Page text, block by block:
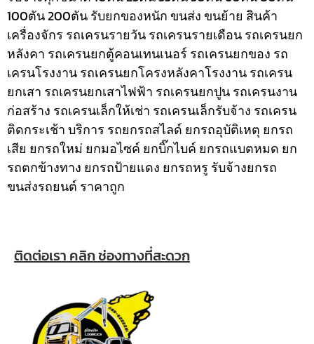
100ตัน 200ตัน รับยกของหนัก ขนส่ง ขนย้าย สินค้า
เครื่องจักร รถเครนรายวัน รถเครนรายเดือน รถเครนยก
หลังคา รถเครนยกตู้คอนเทนเนอร์ รถเครนยกของ รถ
เครนโรงงาน รถเครนยกโครงหลังคาโรงงาน รถเครน
ยกเสา รถเครนยกเสาไฟฟ้า รถเครนยกปูน รถเครนงาน
ก่อสร้าง รถเครนเล็กให้เช่า รถเครนเล็กรับจ้าง รถเครน
ติดกระเช้าบริการ รถยกรถสไลด์ ยกรถอุบัติเหตุ ยกรถ
เสีย ยกรถใหม่ ยกมอไซค์ ยกบิ๊กไบค์ ยกรถแบตหมด ยก
รถตกข้างทาง ยกรถป้ายแดง ยกรถหรู รับจ้างยกรถ
ขนส่งรถยนต์ ราคาถูก
ติดต่อเรา คลิก ช่องทางที่สะดวก